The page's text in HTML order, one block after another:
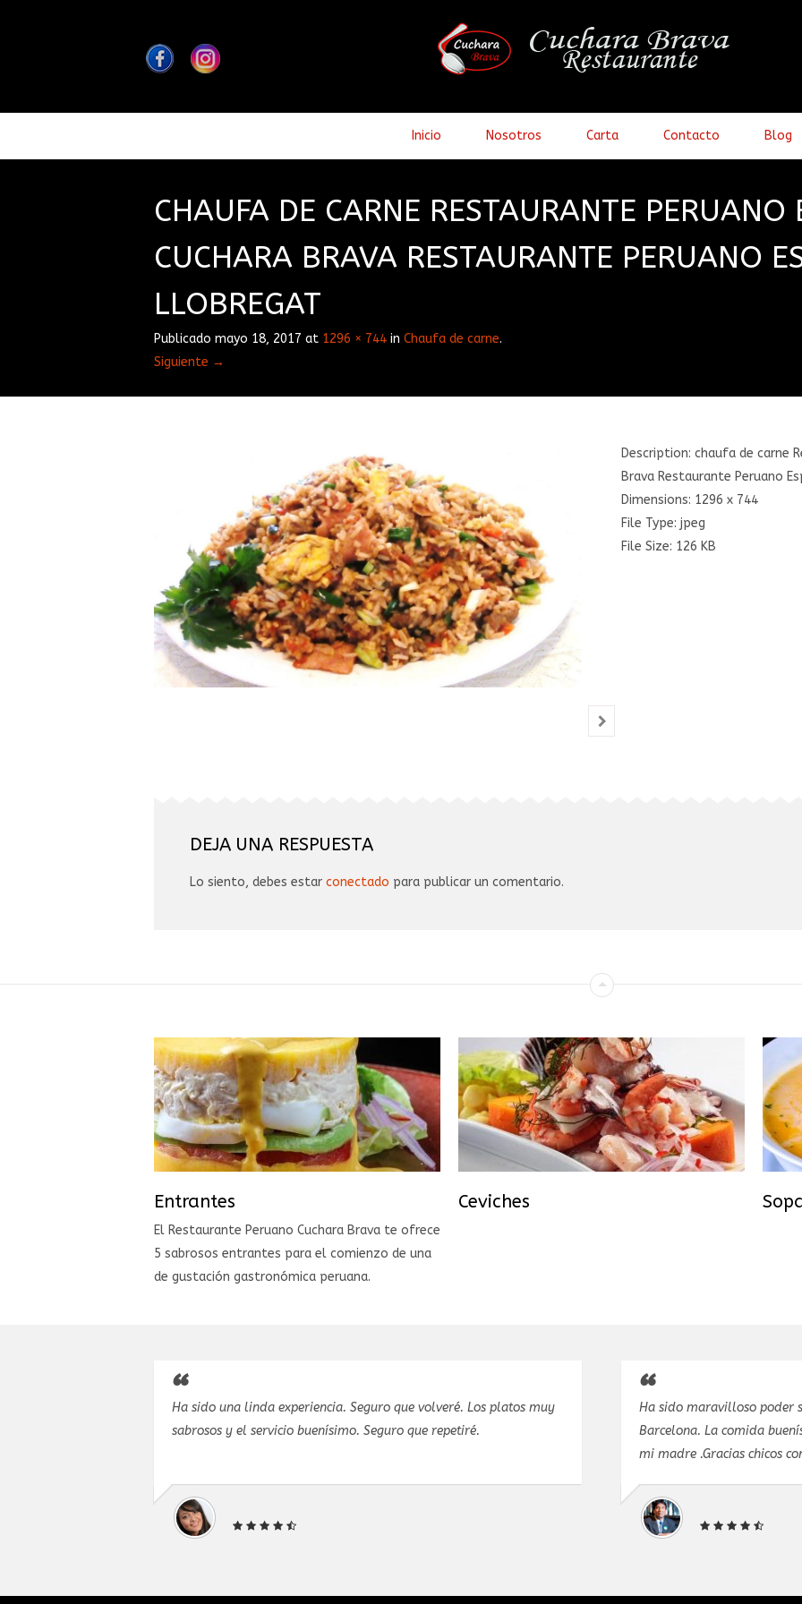
Inicio Nosotros Carta Contacto Blog
CHAUFA DE CARNE RESTAURANTE PERUANO
CUCHARA BRAVA RESTAURANTE PERUANO
LLOBREGAT
Publicado mayo 18, 2017 at 1296 × 744 in Chaufa de carne.
Siguiente →
Description: chaufa de carne
Brava Restaurante Peruano
Dimensions: 1296 x 744
File Type: jpeg
File Size: 126 KB
DEJA UNA RESPUESTA
Lo siento, debes estar conectado para publicar un comentario.
Entrantes
El Restaurante Peruano Cuchara Brava te ofrece
5 sabrosos entrantes para el comienzo de una
de gustación gastronómica peruana.
Ceviches
Ha sido una linda experiencia. Seguro que volveré. Los platos muy
sabrosos y el servicio buenísimo. Seguro que repetiré.
Ha sido maravilloso poder
Barcelona. La comida
mi madre .Gracias chicos